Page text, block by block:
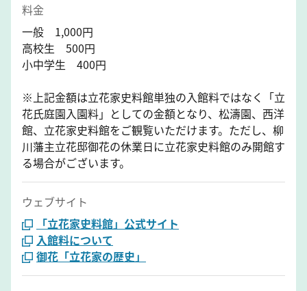
料金
一般 1,000円
高校生 500円
小中学生 400円
※上記金額は立花家史料館単独の入館料ではなく「立
花氏庭園入園料」としての金額となり、松濤園、西洋
館、立花家史料館をご観覧いただけます。ただし、柳
川藩主立花邸御花の休業日に立花家史料館のみ開館す
る場合がございます。
ウェブサイト
「立花家史料館」公式サイト
入館料について
御花「立花家の歴史」